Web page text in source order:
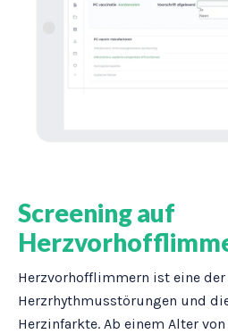
Screening auf
Herzvorhofflimmern ist eine
Herzrhythmusstörungen und
Herzinfarkte. Ab einem Alter